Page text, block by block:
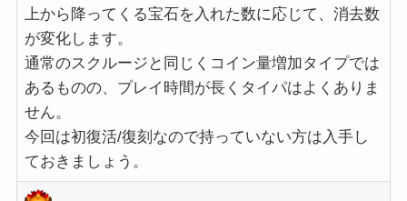
上から降ってくる宝石を入れた数に応じて、消去数
が変化します。
通常のスクルージと同じくコイン量増加タイプでは
あるものの、プレイ時間が長くタイパはよくありま
せん。
今回は初復活/復刻なので持っていない方は入手し
ておきましょう。